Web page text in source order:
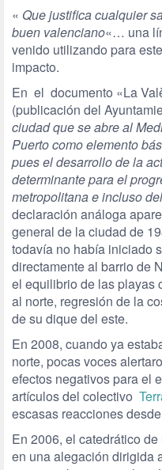
« Que justifica cualquier
buen valenciano«… una
venido utilizando para
impacto.
En el documento «La
(publicación del
ciudad que se abre al
Puerto como elemento
pues el desarrollo de la
determinante para el
metropolitana e incluso
declaración análoga
general de la ciudad de
todavía no había iniciado
directamente al barrio de
el equilibrio de las playas
al norte, regresión de la
de su dique del este.
En 2008, cuando ya
norte, pocas voces
efectos negativos para el
artículos del colectivo
escasas reacciones
En 2006, el catedrático
en una alegación dirigida